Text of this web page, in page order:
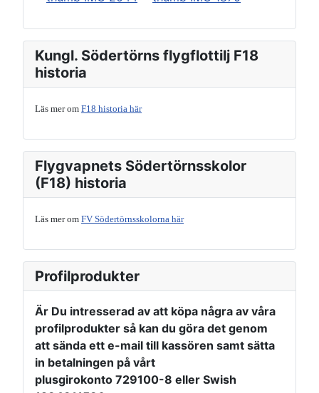
Kungl. Södertörns flygflottilj F18
historia
Läs mer om F18 historia här
Flygvapnets Södertörnsskolor
(F18) historia
Läs mer om FV Södertörnsskolorna här
Profilprodukter
Är Du intresserad av att köpa några av våra
profilprodukter så kan du göra det genom
att sända ett e-mail till kassören samt sätta
in betalningen på vårt
plusgirokonto 729100-8 eller Swish